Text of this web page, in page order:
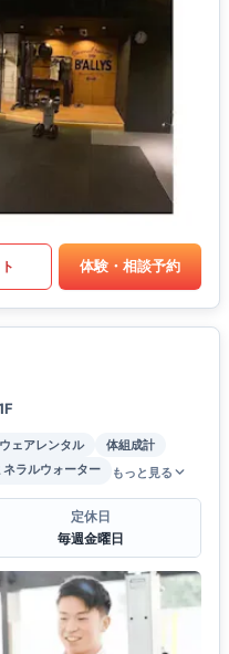
体験・相談予約
ウェアレンタル
体組成計
ネラルウォーター もっと見る
定休日
毎週金曜日